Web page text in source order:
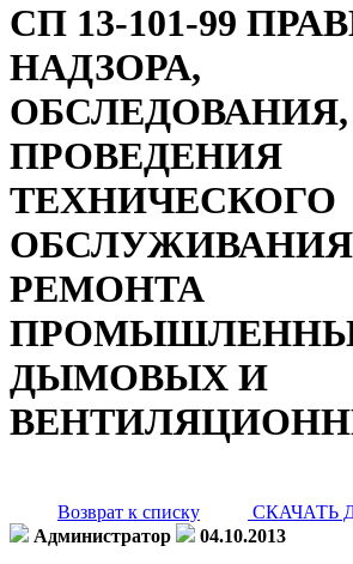
СП 13-101-99
НАДЗОРА,
ОБСЛЕДОВАНИЯ,
ПРОВЕДЕНИЯ
ТЕХНИЧЕСКОГО
РЕМОНТА
ДЫМОВЫХ И
Возврат к списку
СКАЧАТЬ
Администратор
04.10.2013